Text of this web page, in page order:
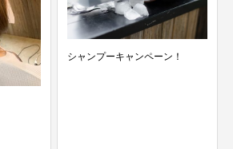
ーキャンペーン！